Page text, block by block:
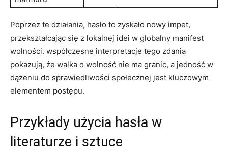
Poprzez te działania, ‌hasło to zyskało⁢ nowy impet,
przekształcając się z lokalnej idei ‌w globalny ⁤manifest
wolności. współczesne interpretacje tego zdania
‍pokazują, że walka o wolność nie ma granic, a jedność ⁢w
dążeniu do sprawiedliwości społecznej jest kluczowym
elementem postępu.
Przykłady użycia hasła w⁤
literaturze i sztuce